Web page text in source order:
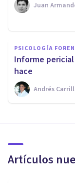
Juan
PSICOLOGÍA
Informe
hace
Andrés
Artículos